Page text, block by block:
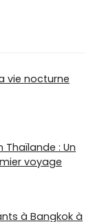
vie nocturne
Thaïlande : Un
voyage
à Bangkok à